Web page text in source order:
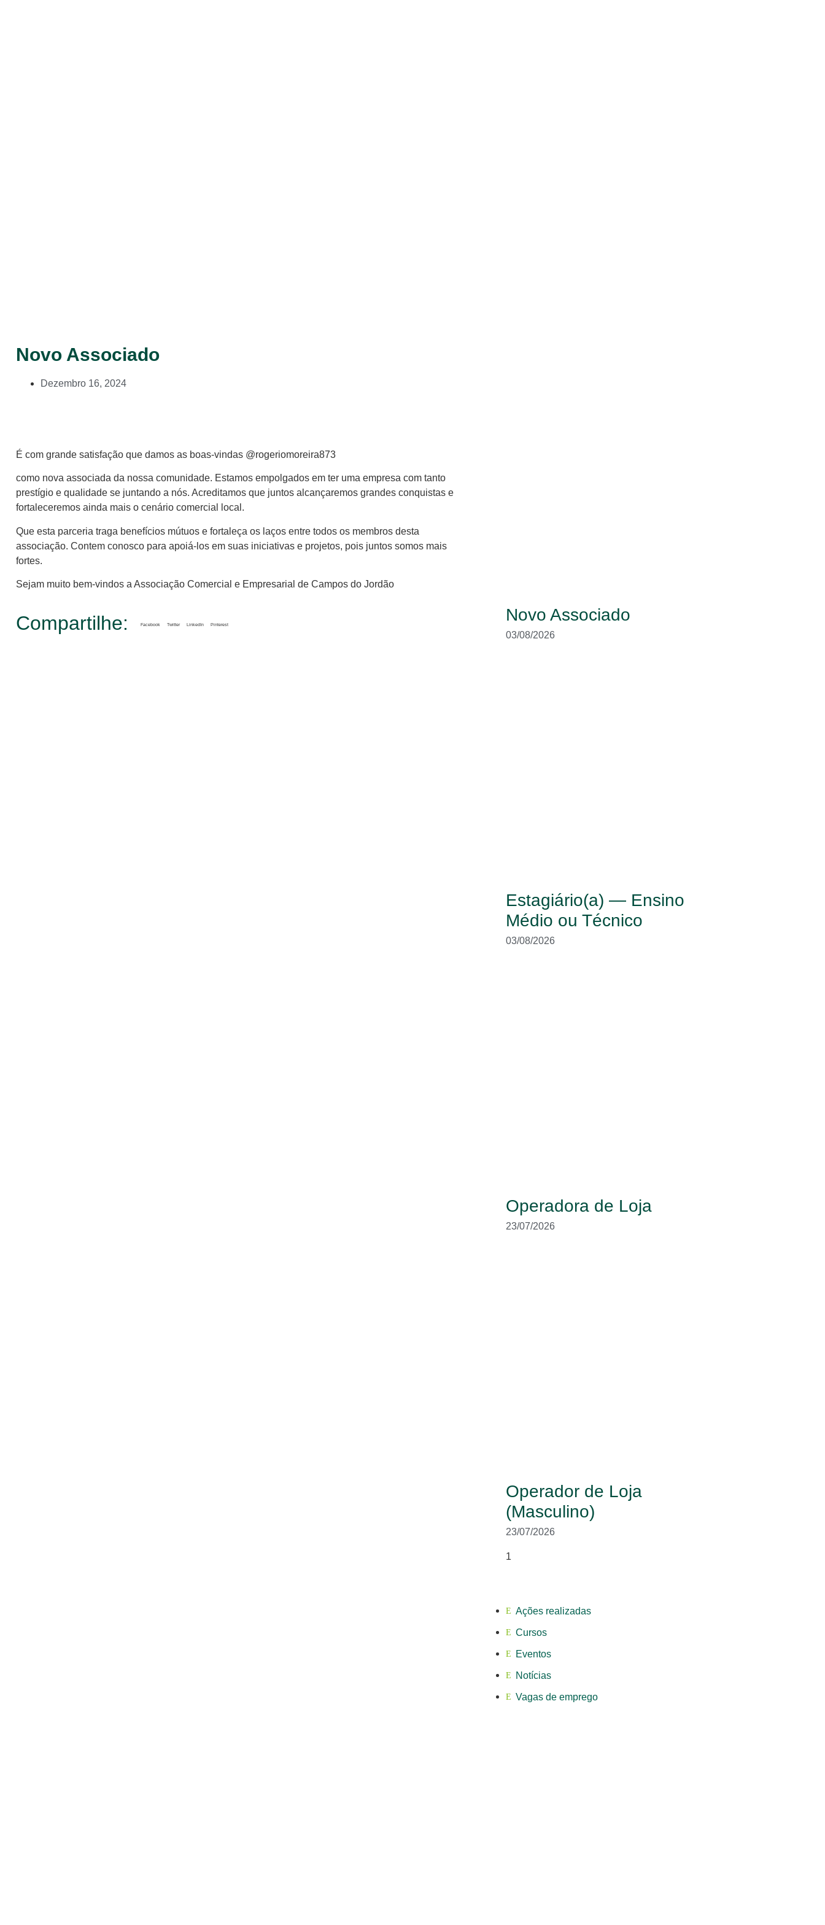
Novo Associado
Dezembro 16, 2024
É com grande satisfação que damos as boas-vindas @rogeriomoreira873
como nova associada da nossa comunidade. Estamos empolgados em ter uma empresa com tanto
prestígio e qualidade se juntando a nós. Acreditamos que juntos alcançaremos grandes conquistas e
fortaleceremos ainda mais o cenário comercial local.
Que esta parceria traga benefícios mútuos e fortaleça os laços entre todos os membros desta
associação. Contem conosco para apoiá-los em suas iniciativas e projetos, pois juntos somos mais
fortes.
Sejam muito bem-vindos a Associação Comercial e Empresarial de Campos do Jordão
Compartilhe: Facebook Twitter LinkedIn Pinterest
Novo Associado
03/08/2026
Estagiário(a) — Ensino
Médio ou Técnico
03/08/2026
Operadora de Loja
23/07/2026
Operador de Loja
(Masculino)
23/07/2026
Ações realizadas
Cursos
Eventos
Notícias
Vagas de emprego